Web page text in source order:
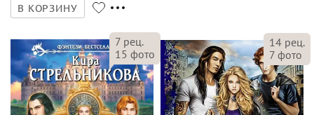
В КОРЗИНУ
7 рец.
15 фото
14 рец.
7 фото